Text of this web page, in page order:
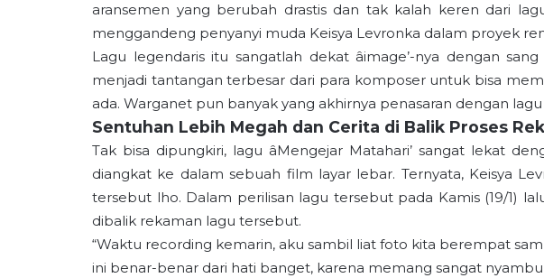
aransemen yang berubah drastis dan tak kalah keren dari
menggandeng penyanyi muda Keisya Levronka dalam proyek
Lagu legendaris itu sangatlah dekat âimage’-nya dengan
menjadi tantangan terbesar dari para komposer untuk bisa
ada. Warganet pun banyak yang akhirnya penasaran dengan
Sentuhan Lebih Megah dan Cerita di Balik Proses
Tak bisa dipungkiri, lagu âMengejar Matahari’ sangat lekat
diangkat ke dalam sebuah film layar lebar. Ternyata, Keisya
tersebut lho. Dalam perilisan lagu tersebut pada Kamis (19/1)
dibalik rekaman lagu tersebut.
“Waktu recording kemarin, aku sambil liat foto kita berempat
ini benar-benar dari hati banget, karena memang sangat